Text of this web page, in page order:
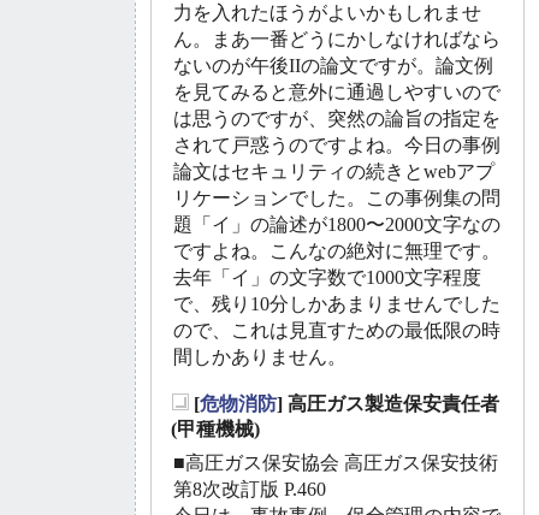
力を入れたほうがよいかもしれませ
ん。まあ一番どうにかしなければなら
ないのが午後IIの論文ですが。論文例
を見てみると意外に通過しやすいので
は思うのですが、突然の論旨の指定を
されて戸惑うのですよね。今日の事例
論文はセキュリティの続きとwebアプ
リケーションでした。この事例集の問
題「イ」の論述が1800〜2000文字なの
ですよね。こんなの絶対に無理です。
去年「イ」の文字数で1000文字程度
で、残り10分しかあまりませんでした
ので、これは見直すための最低限の時
間しかありません。
[危物消防] 高圧ガス製造保安責任者
(甲種機械)
■高圧ガス保安協会 高圧ガス保安技術
第8次改訂版 P.460